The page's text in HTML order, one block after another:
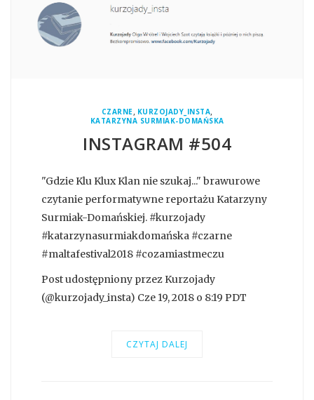
CZARNE, KURZOJADY_INSTA,
KATARZYNA SURMIAK-DOMAŃSKA
INSTAGRAM #504
"Gdzie Klu Klux Klan nie szukaj..." brawurowe
czytanie performatywne reportażu Katarzyny
Surmiak-Domańskiej. #kurzojady
#katarzynasurmiakdomańska #czarne
#maltafestival2018 #cozamiastmeczu
Post udostępniony przez Kurzojady
(@kurzojady_insta) Cze 19, 2018 o 8:19 PDT
CZYTAJ DALEJ